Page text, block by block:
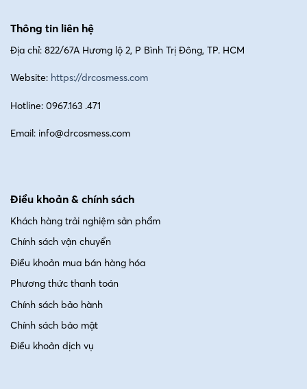
Thông tin liên hệ
Địa chỉ: 822/67A Hương lộ 2, P Bình Trị Đông, TP. HCM
Website: https://drcosmess.com
Hotline: 0967.163 .471
Email: info@drcosmess.com
Điều khoản & chính sách
Khách hàng trải nghiệm sản phẩm
Chính sách vận chuyển
Điều khoản mua bán hàng hóa
Phương thức thanh toán
Chính sách bảo hành
Chính sách bảo mật
Điều khoản dịch vụ